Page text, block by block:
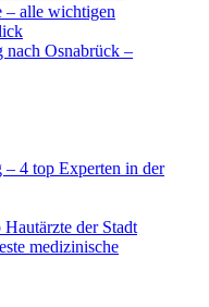
– alle wichtigen
Osnabrück –
4 top Experten in der
der Stadt
medizinische